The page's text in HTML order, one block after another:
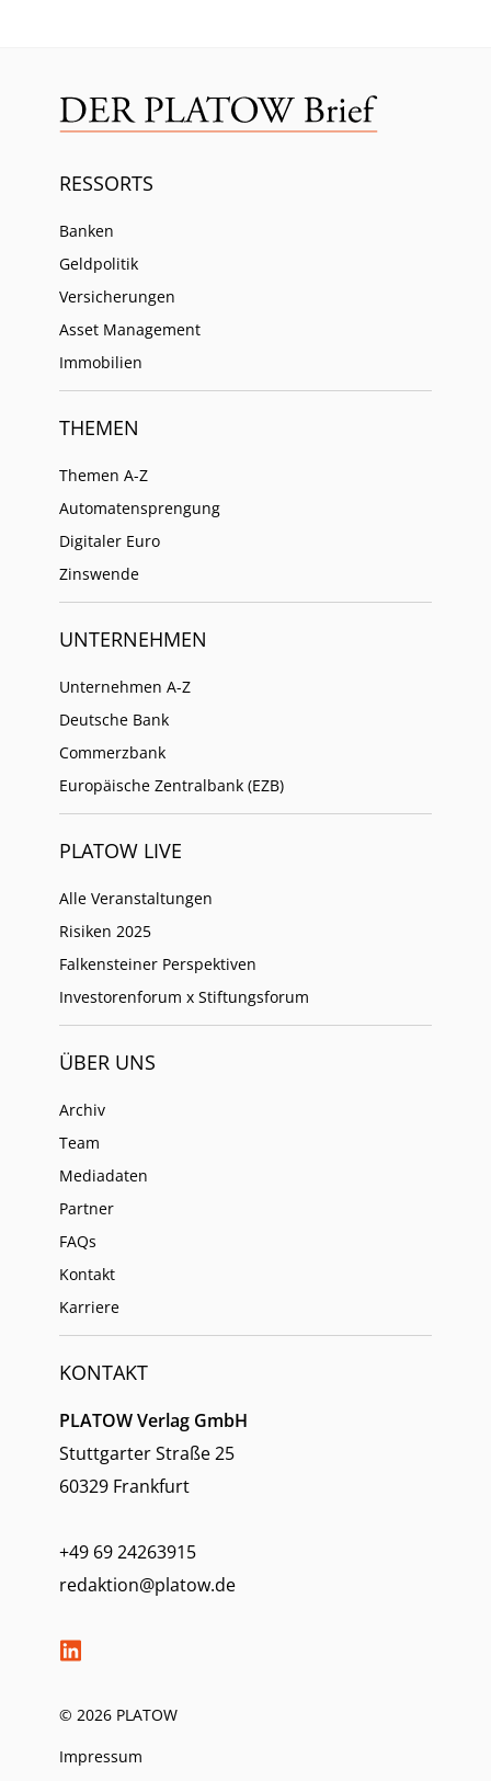
RESSORTS
Banken
Geldpolitik
Versicherungen
Asset Management
Immobilien
THEMEN
Themen A-Z
Automatensprengung
Digitaler Euro
Zinswende
UNTERNEHMEN
Unternehmen A-Z
Deutsche Bank
Commerzbank
Europäische Zentralbank (EZB)
PLATOW LIVE
Alle Veranstaltungen
Risiken 2025
Falkensteiner Perspektiven
Investorenforum x Stiftungsforum
ÜBER UNS
Archiv
Team
Mediadaten
Partner
FAQs
Kontakt
Karriere
KONTAKT
PLATOW Verlag GmbH
Stuttgarter Straße 25
60329 Frankfurt
+49 69 24263915
redaktion@platow.de
© 2026 PLATOW
Impressum